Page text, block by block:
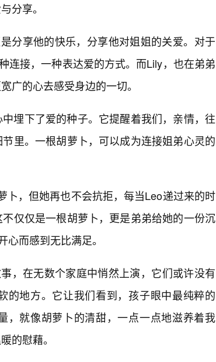
分享。
分享他的快乐，分享他对姐姐的关爱。对于
连接，一种表达爱的方式。而Lily，也在弟弟
广的心去感受身边的一切。
埋下了爱的种子。它提醒着我们，亲情，往
里。一根胡萝卜，可以成为连接姐弟心灵的
卜，但她再也不会抗拒，每当Leo递过来的时
仅仅是一根胡萝卜，更是弟弟给她的一份沉
而感到无比满足。
，在无数个家庭中悄然上演，它们或许没有
的地方。它让我们看到，孩子眼中最纯粹的
，就像胡萝卜的清甜，一点一点地滋养着我
的慰藉。